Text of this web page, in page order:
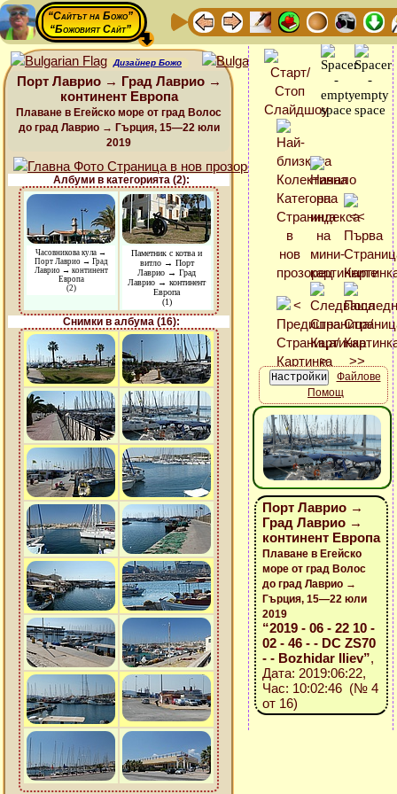
“Сайтът на Божо”
“Божовият Сайт”
Дизайнер Божо
Порт Лаврио → Град Лаврио →
континент Европа
Плаване в Егейско море от град Волос
до град Лаврио → Гърция, 15—22 юли
2019
Албуми в категорията (2):
Часовникова кула →
Порт Лаврио → Град
Лаврио → континент
Европа
(2)
Паметник с котва и
витло → Порт
Лаврио → Град
Лаврио → континент
Европа
(1)
Снимки в албума (16):
Файлове
Помощ
Порт Лаврио →
Град Лаврио →
континент Европа
Плаване в Егейско
море от град Волос
до град Лаврио →
Гърция, 15—22 юли
2019
“2019 - 06 - 22 10 -
02 - 46 - - DC ZS70
- - Bozhidar Iliev”,
Дата: 2019:06:22,
Час: 10:02:46 (№ 4
от 16)